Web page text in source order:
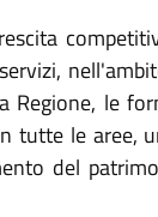
Regione, le
tutte le aree,
del